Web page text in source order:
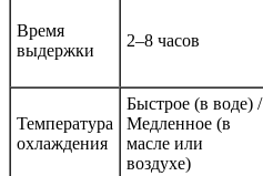
Время
выдержки
2–8 часов
Температура
охлаждения
Быстрое (в воде) /
Медленное (в
масле или
воздухе)